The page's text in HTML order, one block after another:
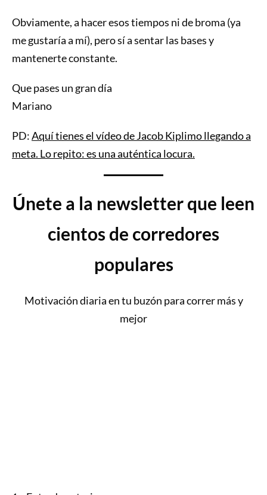
Obviamente, a hacer esos tiempos ni de broma (ya
me gustaría a mí), pero sí a sentar las bases y
mantenerte constante.
Que pases un gran día
Mariano
PD:Aquí tienes el vídeo de Jacob Kiplimo llegando a
meta. Lo repito: es una auténtica locura.
Únete a la newsletter que leen
cientos de corredores
populares
Motivación diaria en tu buzón para correr más y
mejor